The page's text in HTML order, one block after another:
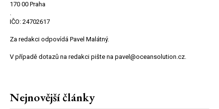
170 00 Praha
.
IČO: 24702617
Za redakci odpovídá Pavel Malátný.
V případě dotazů na redakci pište na pavel@oceansolution.cz.
Nejnovější články